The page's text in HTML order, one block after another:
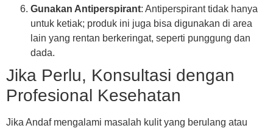
Gunakan Antiperspirant: Antiperspirant tidak hanya
untuk ketiak; produk ini juga bisa digunakan di area
lain yang rentan berkeringat, seperti punggung dan
dada.
Jika Perlu, Konsultasi dengan
Profesional Kesehatan
Jika Andaf mengalami masalah kulit yang berulang atau